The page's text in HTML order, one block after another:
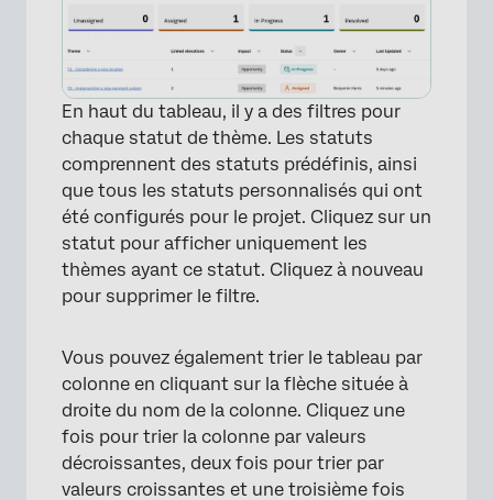
×
En haut du tableau, il y a des filtres pour
chaque statut de thème. Les statuts
comprennent des statuts prédéfinis, ainsi
que tous les statuts personnalisés qui ont
été configurés pour le projet. Cliquez sur un
statut pour afficher uniquement les
thèmes ayant ce statut. Cliquez à nouveau
pour supprimer le filtre.
Vous pouvez également trier le tableau par
colonne en cliquant sur la flèche située à
droite du nom de la colonne. Cliquez une
fois pour trier la colonne par valeurs
décroissantes, deux fois pour trier par
valeurs croissantes et une troisième fois